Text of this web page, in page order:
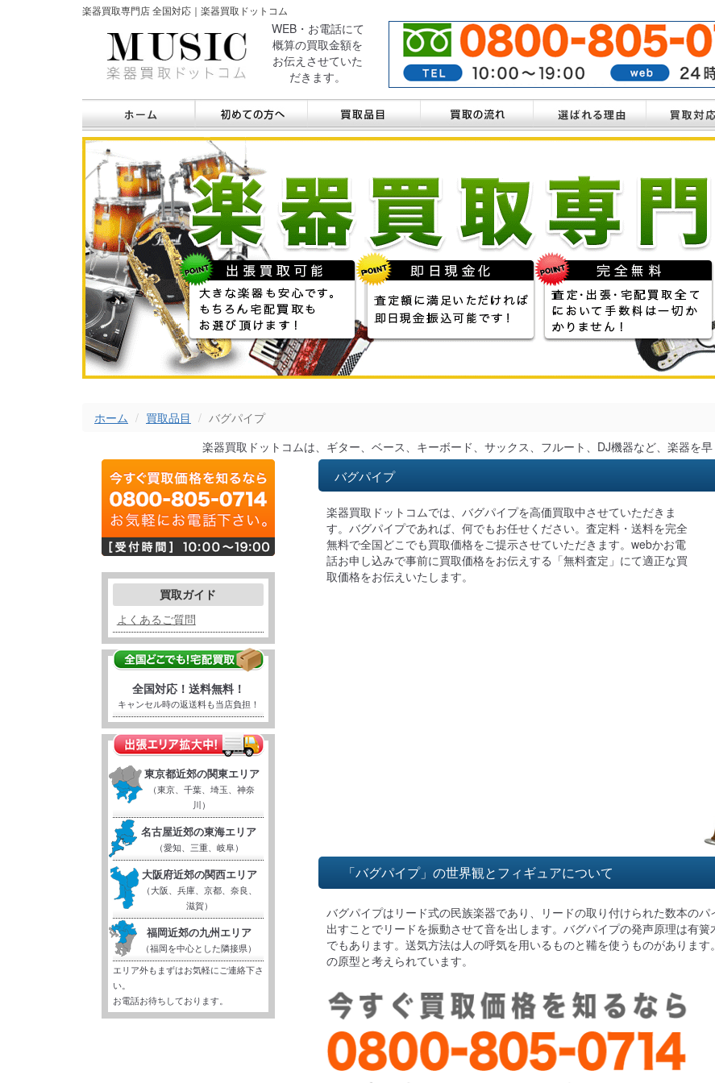
楽器買取専門店 全国対応｜楽器買取ドットコム
WEB・お電話にて
概算の買取金額を
お伝えさせていた
だきます。
ホーム 買取品目
バグパイプ
楽器買取ドットコムは、ギター、ベース、キーボード、サックス、フルート、DJ機器など、楽器を早
買取ガイド
よくあるご質問
全国対応！送料無料！
キャンセル時の返送料も当店負担！
東京都近郊の関東エリア
（東京、千葉、埼玉、神奈
川）
名古屋近郊の東海エリア
（愛知、三重、岐阜）
大阪府近郊の関西エリア
（大阪、兵庫、京都、奈良、
滋賀）
福岡近郊の九州エリア
（福岡を中心とした隣接県）
エリア外もまずはお気軽にご連絡下さ
い。
お電話お待ちしております。
バグパイプ
楽器買取ドットコムでは、バグパイプを高価買取中させていただきま
す。バグパイプであれば、何でもお任せください。査定料・送料を完全
無料で全国どこでも買取価格をご提示させていただきます。webかお電
話お申し込みで事前に買取価格をお伝えする「無料査定」にて適正な買
取価格をお伝えいたします。
「バグパイプ」の世界観とフィギュアについて
バグパイプはリード式の民族楽器であり、リードの取り付けられた数本の
出すことでリードを振動させて音を出します。バグパイプの発声原理は有
でもあります。送気方法は人の呼気を用いるものと鞴を使うものがありま
の原型と考えられています。